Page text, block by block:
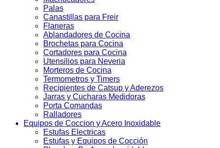
Palas
Canastillas para Freir
Flaneras
Ablandadores de Cocina
Brochetas para Cocina
Cortadores para Cocina
Utensilios para Neveria
Morteros de Cocina
Termometros y Timers
Recipientes de Catsup y Aderezos
Jarras y Cucharas Medidoras
Porta Comandas
Ralladores
Equipos de Coccion y Acero Inoxidable
Estufas Electricas
Estufas y Equipos de Cocción